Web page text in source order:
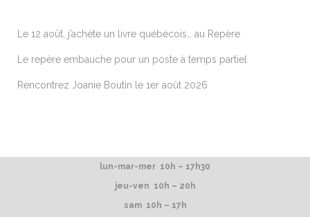
Le 12 août, j’achète un livre québécois… au Repère
Le repère embauche pour un poste à temps partiel
Rencontrez Joanie Boutin le 1er août 2026
lun-mar-mer 10h – 17h30
jeu-ven 10h – 20h
sam 10h – 17h